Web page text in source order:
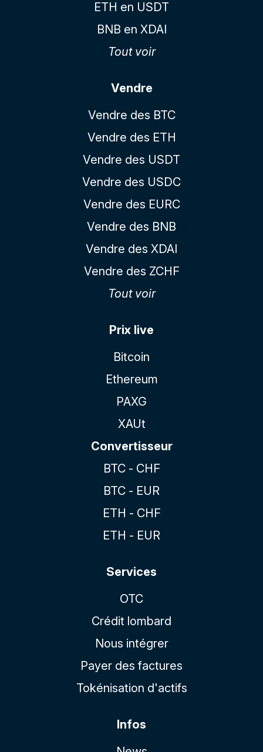
ETH en USDT
BNB en XDAI
Tout voir
Vendre
Vendre des BTC
Vendre des ETH
Vendre des USDT
Vendre des USDC
Vendre des EURC
Vendre des BNB
Vendre des XDAI
Vendre des ZCHF
Tout voir
Prix live
Bitcoin
Ethereum
PAXG
XAUt
Convertisseur
BTC - CHF
BTC - EUR
ETH - CHF
ETH - EUR
Services
OTC
Crédit lombard
Nous intégrer
Payer des factures
Tokénisation d'actifs
Infos